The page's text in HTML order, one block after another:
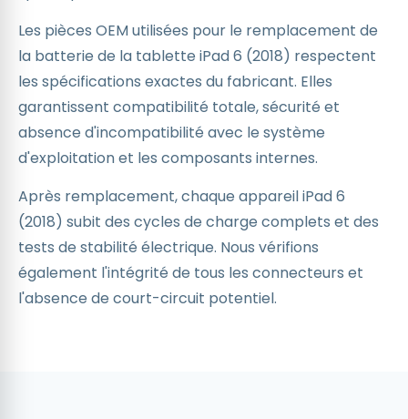
Les pièces OEM utilisées pour le remplacement de
la batterie de la tablette iPad 6 (2018) respectent
les spécifications exactes du fabricant. Elles
garantissent compatibilité totale, sécurité et
absence d'incompatibilité avec le système
d'exploitation et les composants internes.
Après remplacement, chaque appareil iPad 6
(2018) subit des cycles de charge complets et des
tests de stabilité électrique. Nous vérifions
également l'intégrité de tous les connecteurs et
l'absence de court-circuit potentiel.